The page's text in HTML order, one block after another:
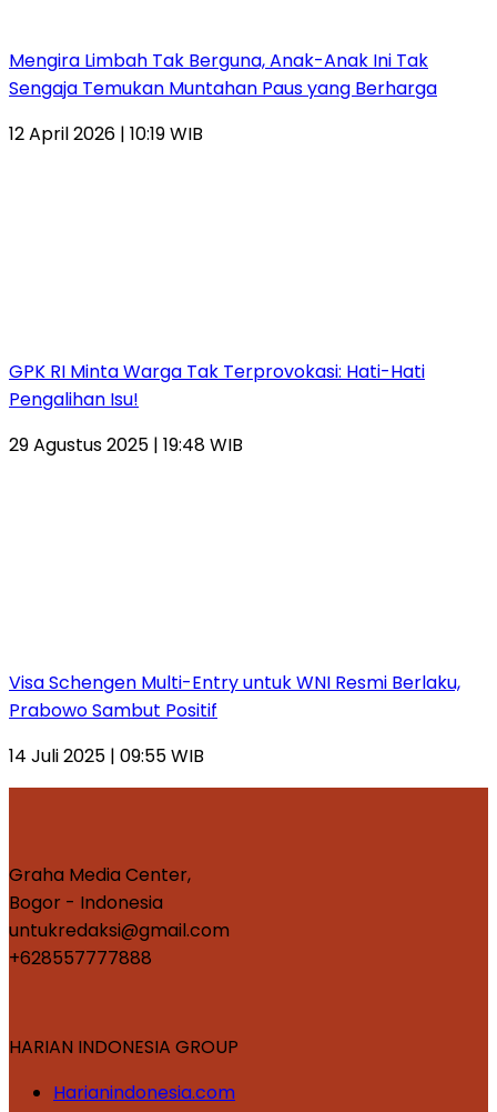
Mengira Limbah Tak Berguna, Anak-Anak Ini Tak
Sengaja Temukan Muntahan Paus yang Berharga
12 April 2026 | 10:19 WIB
GPK RI Minta Warga Tak Terprovokasi: Hati-Hati
Pengalihan Isu!
29 Agustus 2025 | 19:48 WIB
Visa Schengen Multi-Entry untuk WNI Resmi Berlaku,
Prabowo Sambut Positif
14 Juli 2025 | 09:55 WIB
Graha Media Center,
Bogor - Indonesia
untukredaksi@gmail.com
+628557777888
HARIAN INDONESIA GROUP
Harianindonesia.com